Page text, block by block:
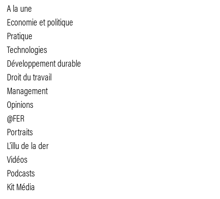
A la une
Economie et politique
Pratique
Technologies
Développement durable
Droit du travail
Management
Opinions
@FER
Portraits
L'illu de la der
Vidéos
Podcasts
Kit Média